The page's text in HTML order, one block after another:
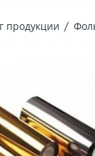
продукции